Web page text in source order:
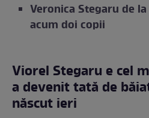
Veronica Stegaru de
acum doi copii
Viorel Stegaru e cel
a devenit tată de
născut ieri